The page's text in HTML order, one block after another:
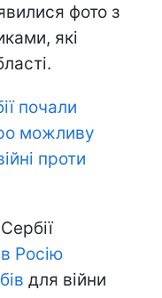
фото з
які
почали
можливу
проти
Росію
для війни